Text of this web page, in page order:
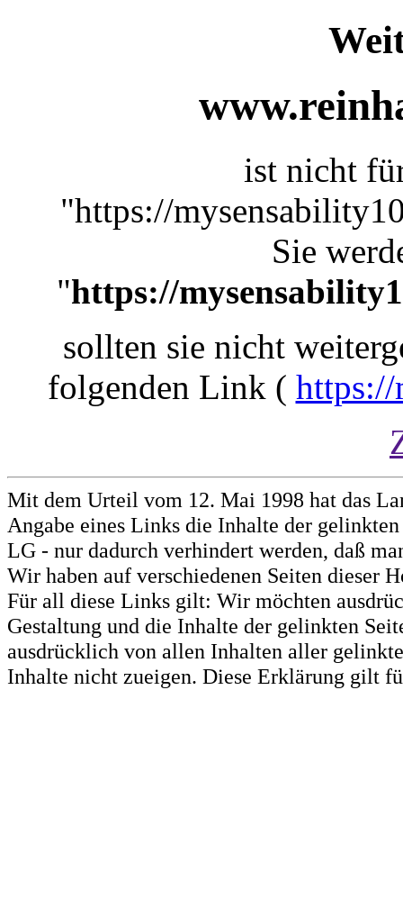
ist nicht
"https://
Sie
"https://
sollten sie nicht
folgenden Link ( https://
Mit dem Urteil vom 12. Mai 1998 hat das
Angabe eines Links die Inhalte der
LG - nur dadurch verhindert werden, daß
Wir haben auf verschiedenen Seiten dieser
Für all diese Links gilt: Wir möchten
Gestaltung und die Inhalte der gelinkten
ausdrücklich von allen Inhalten aller
Inhalte nicht zueigen. Diese Erklärung gilt